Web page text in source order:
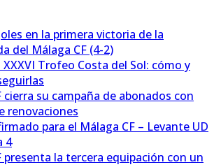
en la primera victoria de la
del Málaga CF (4-2)
Trofeo Costa del Sol: cómo y
cierra su campaña de abonados con
renovaciones
para el Málaga CF – Levante UD
4
presenta la tercera equipación con un